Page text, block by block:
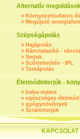
Alternatív
» Környezettudatos
» Megújuló
Szépségápolás
» Hajápolás
» Ránctalanító -
» Smink
» Szőrtelenítés - IPL
» Testápolás
Életmódinterjúk -
» baba-mama
» egészséges életmód
» gyógynövények
» Sztárinterjúk
KAPCSOLAT